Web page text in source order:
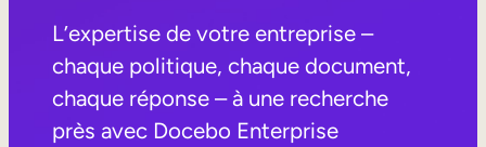
Aide à la vente
Formation à la conformité
Formation première ligne
L’expertise de votre entreprise –
chaque politique, chaque document,
chaque réponse – à une recherche
près avec Docebo Enterprise